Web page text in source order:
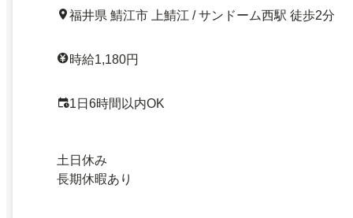
福井県 鯖江市 上鯖江 / サンドーム西駅 徒歩2分
時給1,180円
1日6時間以内OK
土日休み
長期休暇あり